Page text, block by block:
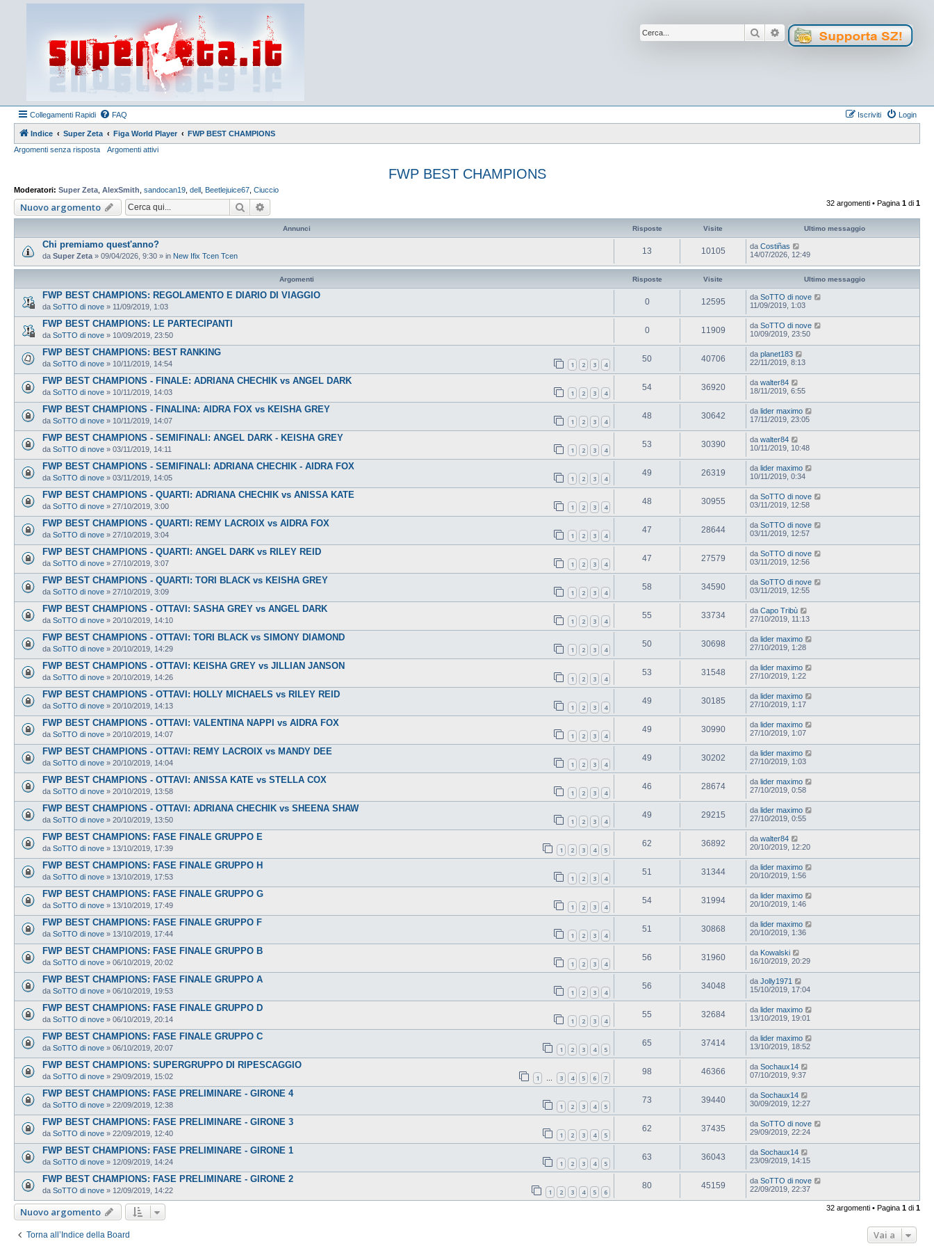
Cerca Ricerca avanzata
Collegamenti Rapidi FAQ Login
Iscriviti
Indice Super Zeta Figa World Player
FWP BEST CHAMPIONS
Argomenti senza risposta
Argomenti attivi
FWP BEST CHAMPIONS
Moderatori: Super Zeta AlexSmith sandocan19 dell Beetlejuice67 Ciuccio
Nuovo argomento Cerca 32 argomenti • Pagina 1 di 1
Annunci Risposte Visite Ultimo messaggio
Chi premiamo quest'anno?
da Super Zeta » 09/04/2026, 9:30 » in New Ifix Tcen Tcen
13 10105 da Costiñas
14/07/2026, 12:49
Argomenti Risposte Visite Ultimo messaggio
FWP BEST CHAMPIONS: REGOLAMENTO E DIARIO DI VIAGGIO
da SoTTO di nove » 11/09/2019, 1:03
0 12595 da SoTTO di nove
11/09/2019, 1:03
FWP BEST CHAMPIONS: LE PARTECIPANTI
da SoTTO di nove » 10/09/2019, 23:50
0 11909 da SoTTO di nove
10/09/2019, 23:50
FWP BEST CHAMPIONS: BEST RANKING
da SoTTO di nove » 10/11/2019, 14:54 1 2 3 4
50 40706 da planet183
22/11/2019, 8:13
FWP BEST CHAMPIONS - FINALE: ADRIANA CHECHIK vs ANGEL DARK
da SoTTO di nove » 10/11/2019, 14:03 1 2 3 4
54 36920 da walter84
18/11/2019, 6:55
FWP BEST CHAMPIONS - FINALINA: AIDRA FOX vs KEISHA GREY
da SoTTO di nove » 10/11/2019, 14:07 1 2 3 4
48 30642 da lider maximo
17/11/2019, 23:05
FWP BEST CHAMPIONS - SEMIFINALI: ANGEL DARK - KEISHA GREY
da SoTTO di nove » 03/11/2019, 14:11 1 2 3 4
53 30390 da walter84
10/11/2019, 10:48
FWP BEST CHAMPIONS - SEMIFINALI: ADRIANA CHECHIK - AIDRA FOX
da SoTTO di nove » 03/11/2019, 14:05 1 2 3 4
49 26319 da lider maximo
10/11/2019, 0:34
FWP BEST CHAMPIONS - QUARTI: ADRIANA CHECHIK vs ANISSA KATE
da SoTTO di nove » 27/10/2019, 3:00 1 2 3 4
48 30955 da SoTTO di nove
03/11/2019, 12:58
FWP BEST CHAMPIONS - QUARTI: REMY LACROIX vs AIDRA FOX
da SoTTO di nove » 27/10/2019, 3:04 1 2 3 4
47 28644 da SoTTO di nove
03/11/2019, 12:57
FWP BEST CHAMPIONS - QUARTI: ANGEL DARK vs RILEY REID
da SoTTO di nove » 27/10/2019, 3:07 1 2 3 4
47 27579 da SoTTO di nove
03/11/2019, 12:56
FWP BEST CHAMPIONS - QUARTI: TORI BLACK vs KEISHA GREY
da SoTTO di nove » 27/10/2019, 3:09 1 2 3 4
58 34590 da SoTTO di nove
03/11/2019, 12:55
FWP BEST CHAMPIONS - OTTAVI: SASHA GREY vs ANGEL DARK
da SoTTO di nove » 20/10/2019, 14:10 1 2 3 4
55 33734 da Capo Tribù
27/10/2019, 11:13
FWP BEST CHAMPIONS - OTTAVI: TORI BLACK vs SIMONY DIAMOND
da SoTTO di nove » 20/10/2019, 14:29 1 2 3 4
50 30698 da lider maximo
27/10/2019, 1:28
FWP BEST CHAMPIONS - OTTAVI: KEISHA GREY vs JILLIAN JANSON
da SoTTO di nove » 20/10/2019, 14:26 1 2 3 4
53 31548 da lider maximo
27/10/2019, 1:22
FWP BEST CHAMPIONS - OTTAVI: HOLLY MICHAELS vs RILEY REID
da SoTTO di nove » 20/10/2019, 14:13 1 2 3 4
49 30185 da lider maximo
27/10/2019, 1:17
FWP BEST CHAMPIONS - OTTAVI: VALENTINA NAPPI vs AIDRA FOX
da SoTTO di nove » 20/10/2019, 14:07 1 2 3 4
49 30990 da lider maximo
27/10/2019, 1:07
FWP BEST CHAMPIONS - OTTAVI: REMY LACROIX vs MANDY DEE
da SoTTO di nove » 20/10/2019, 14:04 1 2 3 4
49 30202 da lider maximo
27/10/2019, 1:03
FWP BEST CHAMPIONS - OTTAVI: ANISSA KATE vs STELLA COX
da SoTTO di nove » 20/10/2019, 13:58 1 2 3 4
46 28674 da lider maximo
27/10/2019, 0:58
FWP BEST CHAMPIONS - OTTAVI: ADRIANA CHECHIK vs SHEENA SHAW
da SoTTO di nove » 20/10/2019, 13:50 1 2 3 4
49 29215 da lider maximo
27/10/2019, 0:55
FWP BEST CHAMPIONS: FASE FINALE GRUPPO E
da SoTTO di nove » 13/10/2019, 17:39 1 2 3 4 5
62 36892 da walter84
20/10/2019, 12:20
FWP BEST CHAMPIONS: FASE FINALE GRUPPO H
da SoTTO di nove » 13/10/2019, 17:53 1 2 3 4
51 31344 da lider maximo
20/10/2019, 1:56
FWP BEST CHAMPIONS: FASE FINALE GRUPPO G
da SoTTO di nove » 13/10/2019, 17:49 1 2 3 4
54 31994 da lider maximo
20/10/2019, 1:46
FWP BEST CHAMPIONS: FASE FINALE GRUPPO F
da SoTTO di nove » 13/10/2019, 17:44 1 2 3 4
51 30868 da lider maximo
20/10/2019, 1:36
FWP BEST CHAMPIONS: FASE FINALE GRUPPO B
da SoTTO di nove » 06/10/2019, 20:02 1 2 3 4
56 31960 da Kowalski
16/10/2019, 20:29
FWP BEST CHAMPIONS: FASE FINALE GRUPPO A
da SoTTO di nove » 06/10/2019, 19:53 1 2 3 4
56 34048 da Jolly1971
15/10/2019, 17:04
FWP BEST CHAMPIONS: FASE FINALE GRUPPO D
da SoTTO di nove » 06/10/2019, 20:14 1 2 3 4
55 32684 da lider maximo
13/10/2019, 19:01
FWP BEST CHAMPIONS: FASE FINALE GRUPPO C
da SoTTO di nove » 06/10/2019, 20:07 1 2 3 4 5
65 37414 da lider maximo
13/10/2019, 18:52
FWP BEST CHAMPIONS: SUPERGRUPPO DI RIPESCAGGIO
da SoTTO di nove » 29/09/2019, 15:02 1 … 3 4 5 6 7
98 46366 da Sochaux14
07/10/2019, 9:37
FWP BEST CHAMPIONS: FASE PRELIMINARE - GIRONE 4
da SoTTO di nove » 22/09/2019, 12:38 1 2 3 4 5
73 39440 da Sochaux14
30/09/2019, 12:27
FWP BEST CHAMPIONS: FASE PRELIMINARE - GIRONE 3
da SoTTO di nove » 22/09/2019, 12:40 1 2 3 4 5
62 37435 da SoTTO di nove
29/09/2019, 22:24
FWP BEST CHAMPIONS: FASE PRELIMINARE - GIRONE 1
da SoTTO di nove » 12/09/2019, 14:24 1 2 3 4 5
63 36043 da Sochaux14
23/09/2019, 14:15
FWP BEST CHAMPIONS: FASE PRELIMINARE - GIRONE 2
da SoTTO di nove » 12/09/2019, 14:22 1 2 3 4 5 6
80 45159 da SoTTO di nove
22/09/2019, 22:37
Nuovo argomento 32 argomenti • Pagina 1 di 1
Torna all’Indice della Board Vai a